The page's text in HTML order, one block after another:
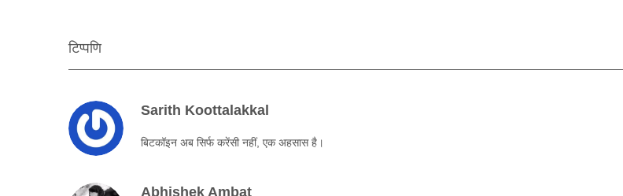
टिप्पणि
Sarith Koottalakkal
बिटकॉइन अब सिर्फ करेंसी नहीं, एक अहसास है।
Abhishek Ambat